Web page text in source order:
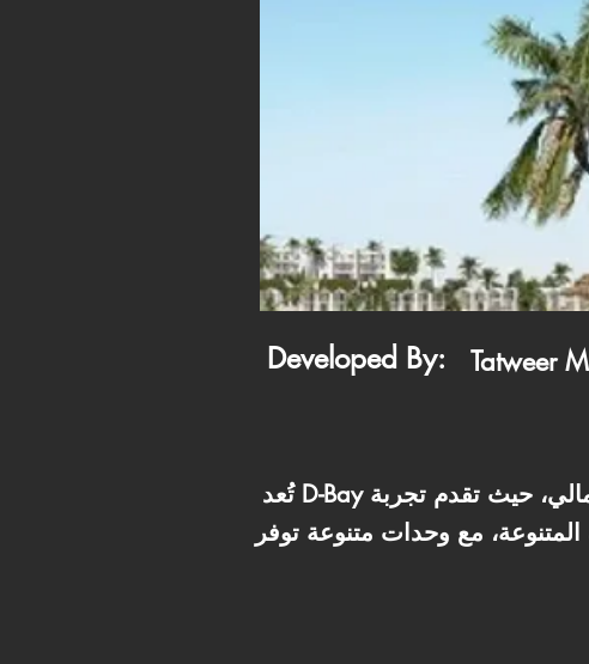
تُعد D-Bay واحدة من القرى السياحية الفاخرة في منطقة سيدي عبد الرحمن بالساحل الشمالي، حيث تقدم تجربة
مع وحدات متنوعة توفر
Tatweer
Developed By: